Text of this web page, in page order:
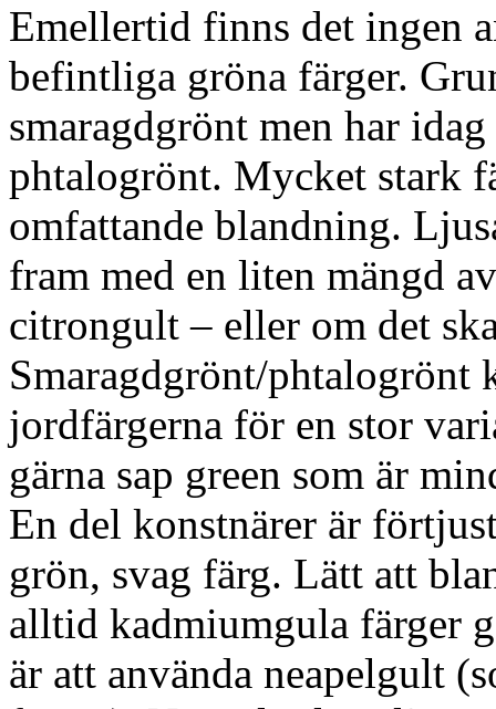
Emellertid finns det ingen
befintliga gröna färger.
smaragdgrönt men har
phtalogrönt. Mycket stark
omfattande blandning.
fram med en liten mängd
citrongult – eller om det
Smaragdgrönt/phtalogrönt
jordfärgerna för en stor
gärna sap green som är
En del konstnärer är
grön, svag färg. Lätt att
alltid kadmiumgula färger
är att använda neapelgult